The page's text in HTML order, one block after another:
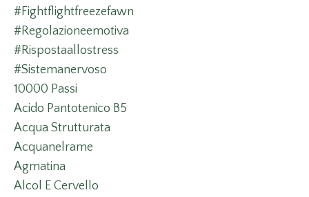
#fightflightfreezefawn
#regolazioneemotiva
#rispostaallostress
#sistemanervoso
10000 Passi
Acido Pantotenico B5
Acqua Strutturata
Acquanelrame
Agmatina
Alcol E Cervello